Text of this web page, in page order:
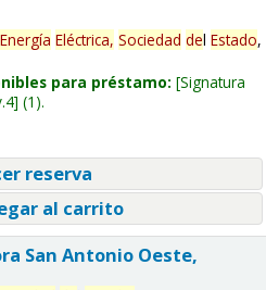
Energía Eléctrica, Sociedad del Estado,
para préstamo: Signatura
(1).
reserva
al carrito
San Antonio Oeste,